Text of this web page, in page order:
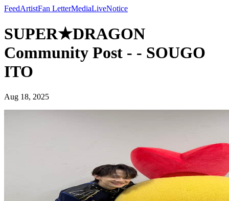
FeedArtistFan LetterMediaLiveNotice
SUPER★DRAGON
Community Post - - SOUGO
ITO
Aug 18, 2025